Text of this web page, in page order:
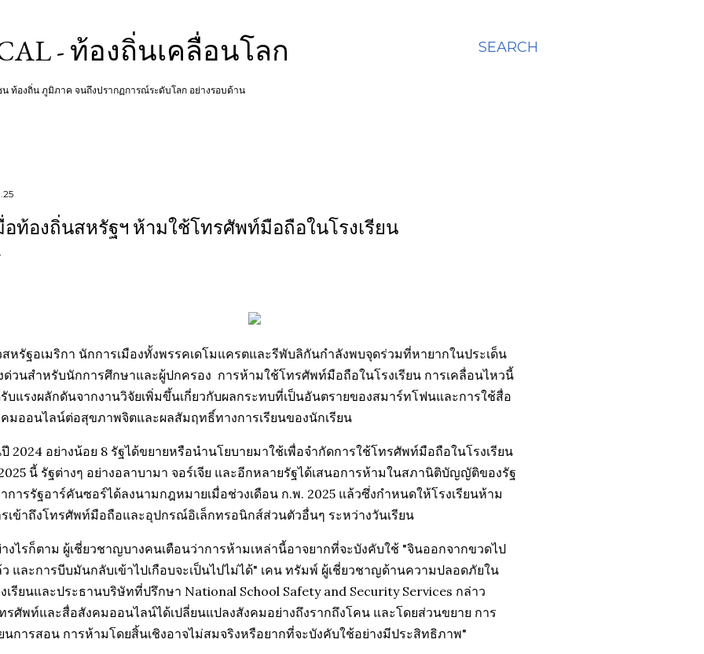
SEARCH
- ท้องถิ่นเคลื่อนโลก
น ท้องถิ่น ภูมิภาค จนถึงปรากฏการณ์ระดับโลก อย่างรอบด้าน
อท้องถิ่นสหรัฐฯ ห้ามใช้โทรศัพท์มือถือในโรงเรียน
หรัฐอเมริกา นักการเมืองทั้งพรรคเดโมแครตและรีพับลิกันกำลังพบจุดร่วมที่หายากในประเด็น
ด่วนสำหรับนักการศึกษาและผู้ปกครอง การห้ามใช้โทรศัพท์มือถือในโรงเรียน การเคลื่อนไหวนี้
บแรงผลักดันจากงานวิจัยเพิ่มขึ้นเกี่ยวกับผลกระทบที่เป็นอันตรายของสมาร์ทโฟนและการใช้สื่อ
มออนไลน์ต่อสุขภาพจิตและผลสัมฤทธิ์ทางการเรียนของนักเรียน
2024 อย่างน้อย 8 รัฐได้ขยายหรือนำนโยบายมาใช้เพื่อจำกัดการใช้โทรศัพท์มือถือในโรงเรียน
นี้ รัฐต่างๆ อย่างอลาบามา จอร์เจีย และอีกหลายรัฐได้เสนอการห้ามในสภานิติบัญญัติของรัฐ
การรัฐอาร์คันซอร์ได้ลงนามกฎหมายเมื่อช่วงเดือน ก.พ. 2025 แล้วซึ่งกำหนดให้โรงเรียนห้าม
เข้าถึงโทรศัพท์มือถือและอุปกรณ์อิเล็กทรอนิกส์ส่วนตัวอื่นๆ ระหว่างวันเรียน
งไรก็ตาม ผู้เชี่ยวชาญบางคนเตือนว่าการห้ามเหล่านี้อาจยากที่จะบังคับใช้ "จินออกจากขวดไป
และการบีบมันกลับเข้าไปเกือบจะเป็นไปไม่ได้" เคน ทรัมพ์ ผู้เชี่ยวชาญด้านความปลอดภัยใน
เรียนและประธานบริษัทที่ปรึกษา National School Safety and Security Services กล่าว
รศัพท์และสื่อสังคมออนไลน์ได้เปลี่ยนแปลงสังคมอย่างถึงรากถึงโคน และโดยส่วนขยาย การ
นการสอน การห้ามโดยสิ้นเชิงอาจไม่สมจริงหรือยากที่จะบังคับใช้อย่างมีประสิทธิภาพ"